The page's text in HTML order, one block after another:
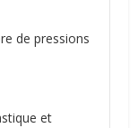
de pressions
et